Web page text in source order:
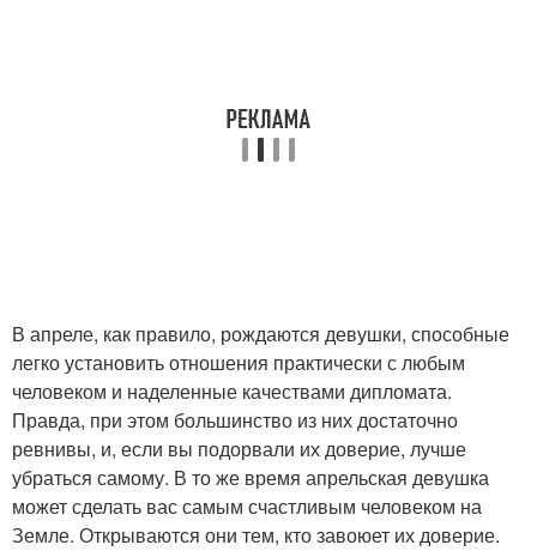
В апреле, как правило, рождаются девушки, способные
легко установить отношения практически с любым
человеком и наделенные качествами дипломата.
Правда, при этом большинство из них достаточно
ревнивы, и, если вы подорвали их доверие, лучше
убраться самому. В то же время апрельская девушка
может сделать вас самым счастливым человеком на
Земле. Открываются они тем, кто завоюет их доверие.